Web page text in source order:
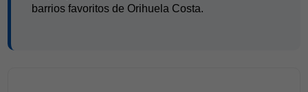
barrios favoritos de Orihuela Costa.